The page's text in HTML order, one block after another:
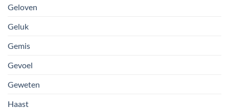
Geloven
Geluk
Gemis
Gevoel
Geweten
Haast